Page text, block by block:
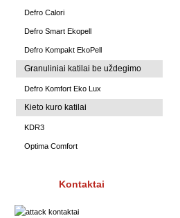
Defro Calori
Defro Smart Ekopell
Defro Kompakt EkoPell
Granuliniai katilai be uždegimo
Defro Komfort Eko Lux
Kieto kuro katilai
KDR3
Optima Comfort
Kontaktai